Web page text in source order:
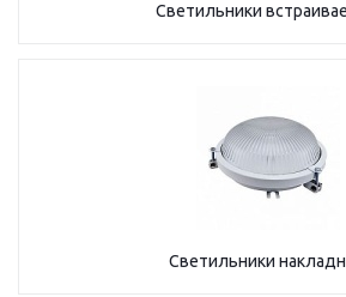
Светильники
Светильники